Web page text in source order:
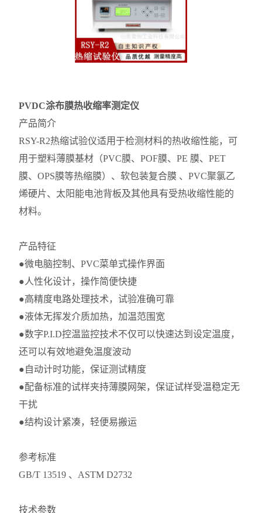
PVDC涂布膜热收缩率测定仪
产品简介
RSY-R2热缩试验仪适用于检测材料的热收缩性能，可
用于塑料薄膜基材（PVC膜、POF膜、PE 膜、PET
膜、OPS膜等热缩膜）、软包装复合膜 、PVC聚氯乙
烯硬片、太阳能电池背板及其他具有受热收缩性能的
材料。
产品特征
●微电脑控制、PVC菜单式操作界面
●人性化设计，操作简便快捷
●高精度电路处理技术，试验准确可靠
●液体无挥发介质加热，加温范围宽
●数字P.I.D控温监控技术不仅可以快速达到设定温度，
还可以有效地避免温度波动
●自动计时功能，保证测试精度
●配备标准的试样夹持薄膜网架，保证试样受温稳定无
干扰
●结构设计紧凑，轻便易搬运
参考标准
GB/T 13519 、ASTM D2732
技术参数